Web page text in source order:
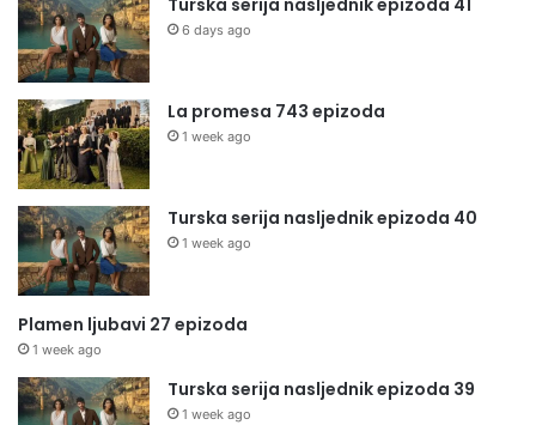
Turska serija nasljednik epizoda 41
6 days ago
La promesa 743 epizoda
1 week ago
Turska serija nasljednik epizoda 40
1 week ago
Plamen ljubavi 27 epizoda
1 week ago
Turska serija nasljednik epizoda 39
1 week ago